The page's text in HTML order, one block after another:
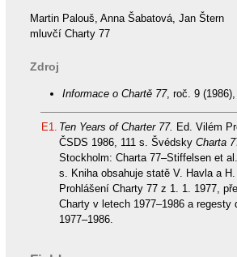
Martin Palouš, Anna Šabatová, Jan Štern
mluvčí Charty 77
Zdroj
Informace o Chartě 77, roč. 9
E1. Ten Years of Charter 77. Ed. Vilém
ČSDS 1986, 111 s. Švédsky Charta
Stockholm: Charta 77–Stiffelsen et
s. Kniha obsahuje statě V. Havla a H.
Prohlášení Charty 77 z 1. 1. 1977,
Charty v letech 1977–1986 a regesty
1977–1986.